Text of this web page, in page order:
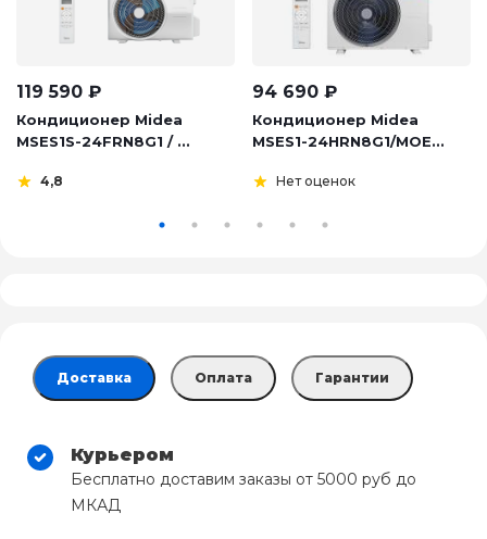
119 590 ₽
Кондиционер Midea
MSES1S-24FRN8G1 / ...
4,8
94 690 ₽
Кондиционер Midea
MSES1-24HRN8G1/MOE...
Нет оценок
Доставка Оплата Гарантии
Курьером
Бесплатно доставим заказы от 5000 руб до
МКАД